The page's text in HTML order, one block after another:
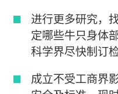
进行更多研究，
定哪些牛只身体
科学界尽快制订
成立不受工商界